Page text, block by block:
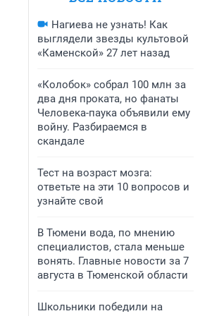
Нагиева не узнать! Как
выглядели звезды культовой
«Каменской» 27 лет назад
«Колобок» собрал 100 млн за
два дня проката, но фанаты
Человека-паука объявили ему
войну. Разбираемся в
скандале
Тест на возраст мозга:
ответьте на эти 10 вопросов и
узнайте свой
В Тюмени вода, по мнению
специалистов, стала меньше
вонять. Главные новости за 7
августа в Тюменской области
Школьники победили на